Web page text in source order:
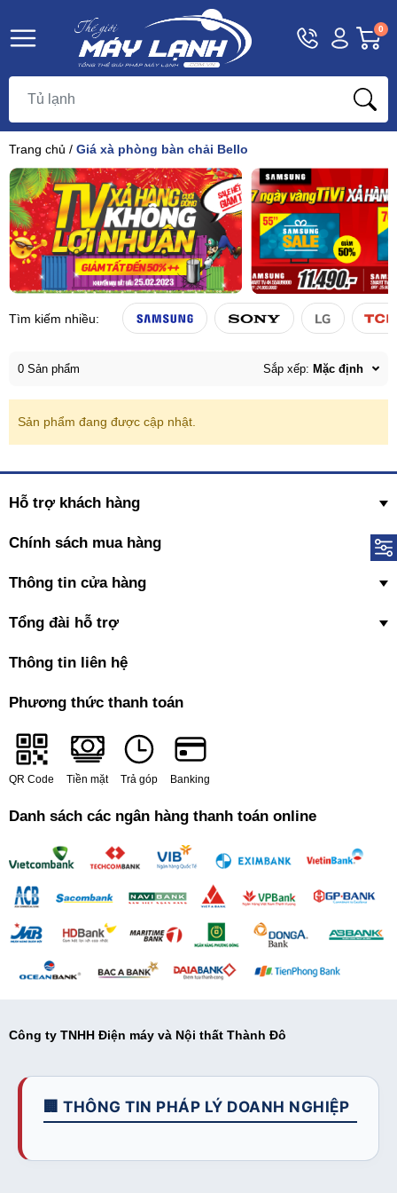
Hotline
1800
Tài
khoản
Khách
0
Trang chủ / Giá xà phòng bàn chải Bello
Tìm kiếm nhiều:
0 Sản phẩm Sắp xếp: Mặc định
Sản phẩm đang được cập nhật.
Hỗ trợ khách hàng
Chính sách mua hàng
Thông tin cửa hàng
Tổng đài hỗ trợ
Thông tin liên hệ
Phương thức thanh toán
QR Code Tiền mặt Trả góp Banking
Danh sách các ngân hàng thanh toán online
Công ty TNHH Điện máy và Nội thất Thành Đô
🏢 THÔNG TIN PHÁP LÝ DOANH NGHIỆP